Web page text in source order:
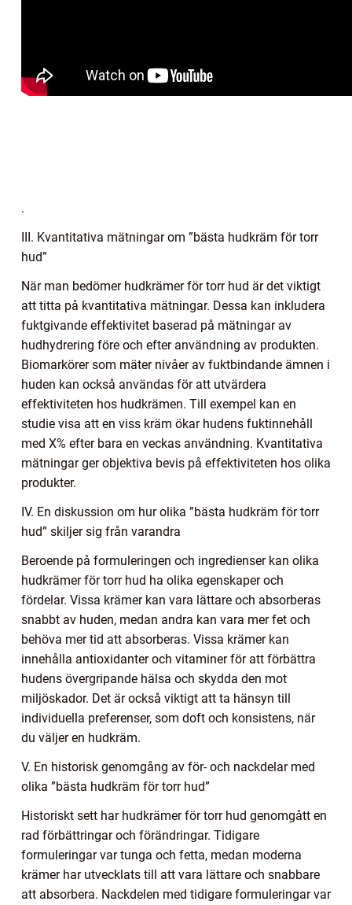
.
III. Kvantitativa mätningar om ”bästa hudkräm för torr
hud”
När man bedömer hudkrämer för torr hud är det viktigt
att titta på kvantitativa mätningar. Dessa kan inkludera
fuktgivande effektivitet baserad på mätningar av
hudhydrering före och efter användning av produkten.
Biomarkörer som mäter nivåer av fuktbindande ämnen i
huden kan också användas för att utvärdera
effektiviteten hos hudkrämen. Till exempel kan en
studie visa att en viss kräm ökar hudens fuktinnehåll
med X% efter bara en veckas användning. Kvantitativa
mätningar ger objektiva bevis på effektiviteten hos olika
produkter.
IV. En diskussion om hur olika ”bästa hudkräm för torr
hud” skiljer sig från varandra
Beroende på formuleringen och ingredienser kan olika
hudkrämer för torr hud ha olika egenskaper och
fördelar. Vissa krämer kan vara lättare och absorberas
snabbt av huden, medan andra kan vara mer fet och
behöva mer tid att absorberas. Vissa krämer kan
innehålla antioxidanter och vitaminer för att förbättra
hudens övergripande hälsa och skydda den mot
miljöskador. Det är också viktigt att ta hänsyn till
individuella preferenser, som doft och konsistens, när
du väljer en hudkräm.
V. En historisk genomgång av för- och nackdelar med
olika ”bästa hudkräm för torr hud”
Historiskt sett har hudkrämer för torr hud genomgått en
rad förbättringar och förändringar. Tidigare
formuleringar var tunga och fetta, medan moderna
krämer har utvecklats till att vara lättare och snabbare
att absorbera. Nackdelen med tidigare formuleringar var